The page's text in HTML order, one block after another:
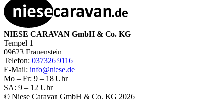
NIESE CARAVAN GmbH & Co. KG
Tempel 1
09623 Frauenstein
Telefon: 037326 9116
E-Mail: info@niese.de
Mo – Fr: 9 – 18 Uhr
SA: 9 – 12 Uhr
© Niese Caravan GmbH & Co. KG 2026